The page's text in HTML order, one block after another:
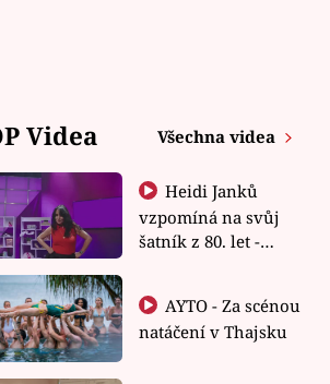
Videa Všechna videa
Heidi Janků
vzpomíná na svůj
šatník z 80. let -
natáčení v Thajsku